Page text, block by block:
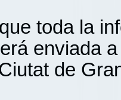
toda la
enviada
de